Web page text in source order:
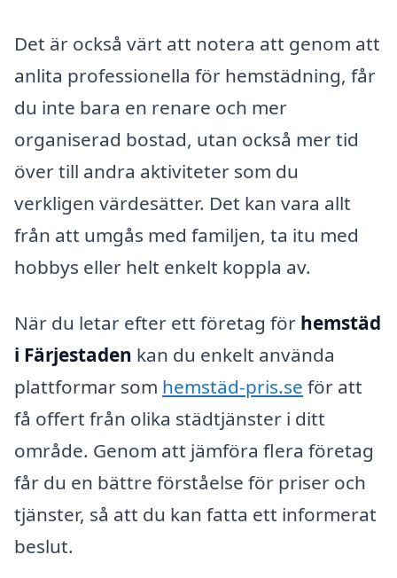
Det är också värt att notera att genom att
anlita professionella för hemstädning, får
du inte bara en renare och mer
organiserad bostad, utan också mer tid
över till andra aktiviteter som du
verkligen värdesätter. Det kan vara allt
från att umgås med familjen, ta itu med
hobbys eller helt enkelt koppla av.
När du letar efter ett företag för hemstäd
i Färjestaden kan du enkelt använda
plattformar som hemstäd-pris.se för att
få offert från olika städtjänster i ditt
område. Genom att jämföra flera företag
får du en bättre förståelse för priser och
tjänster, så att du kan fatta ett informerat
beslut.